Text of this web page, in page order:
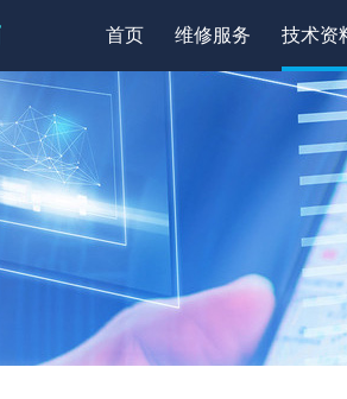
首页 维修服务 技术资